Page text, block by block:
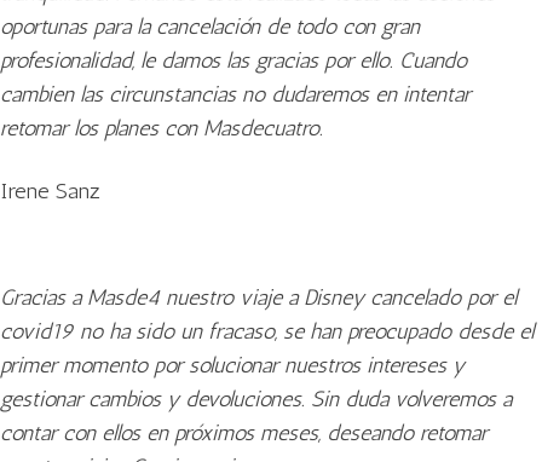
oportunas para la cancelación de todo con gran
profesionalidad, le damos las gracias por ello. Cuando
cambien las circunstancias no dudaremos en intentar
retomar los planes con Masdecuatro.
Irene Sanz
Gracias a Masde4 nuestro viaje a Disney cancelado por el
covid19 no ha sido un fracaso, se han preocupado desde el
primer momento por solucionar nuestros intereses y
gestionar cambios y devoluciones. Sin duda volveremos a
contar con ellos en próximos meses, deseando retomar